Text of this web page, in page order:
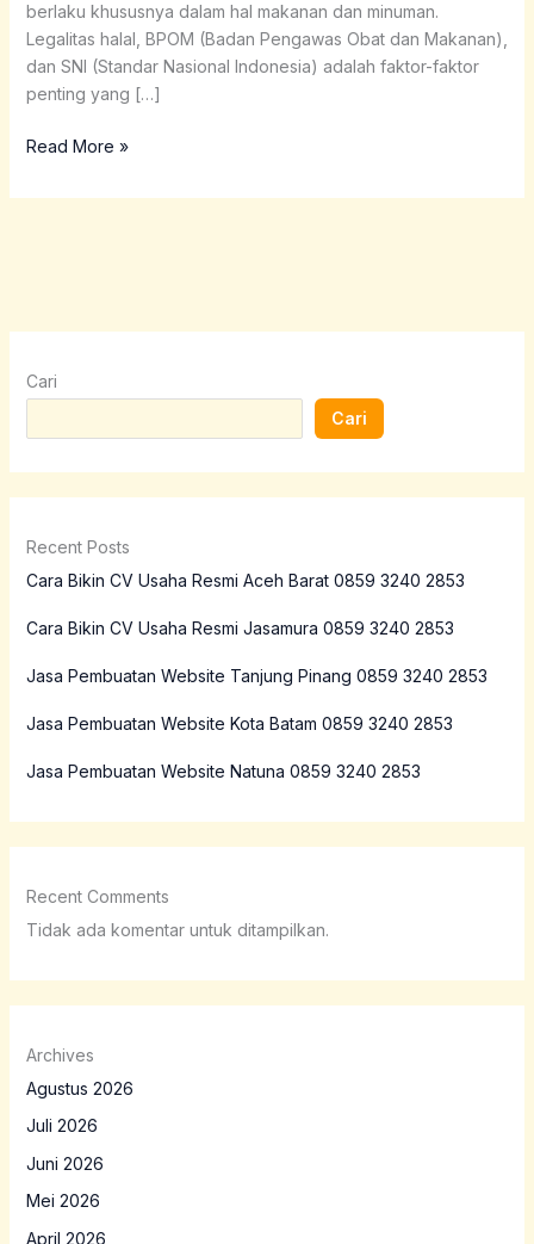
berlaku khususnya dalam hal makanan dan minuman.
Legalitas halal, BPOM (Badan Pengawas Obat dan Makanan),
dan SNI (Standar Nasional Indonesia) adalah faktor-faktor
penting yang […]
Read More »
Cari
Cari
Recent Posts
Cara Bikin CV Usaha Resmi Aceh Barat 0859 3240 2853
Cara Bikin CV Usaha Resmi Jasamura 0859 3240 2853
Jasa Pembuatan Website Tanjung Pinang 0859 3240 2853
Jasa Pembuatan Website Kota Batam 0859 3240 2853
Jasa Pembuatan Website Natuna 0859 3240 2853
Recent Comments
Tidak ada komentar untuk ditampilkan.
Archives
Agustus 2026
Juli 2026
Juni 2026
Mei 2026
April 2026